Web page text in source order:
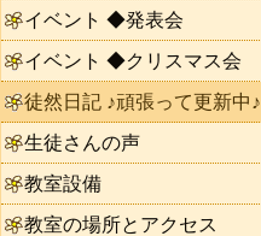
イベント ◆発表会
イベント ◆クリスマス会
徒然日記 ♪頑張って更新中♪
生徒さんの声
教室設備
教室の場所とアクセス